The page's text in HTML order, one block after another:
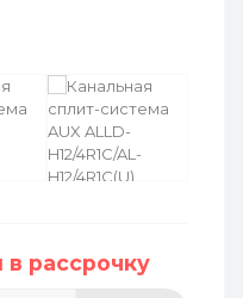
в рассрочку